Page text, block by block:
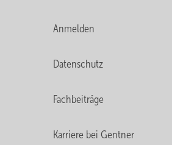
Anmelden
Datenschutz
Fachbeiträge
Karriere bei Gentner